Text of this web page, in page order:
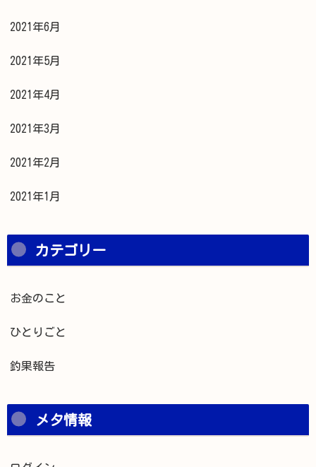
2021年6月
2021年5月
2021年4月
2021年3月
2021年2月
2021年1月
カテゴリー
お金のこと
ひとりごと
釣果報告
メタ情報